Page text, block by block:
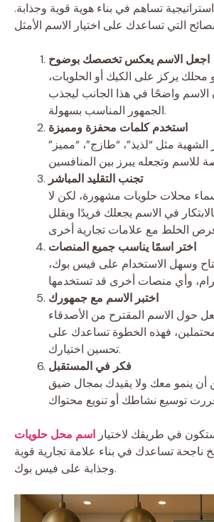
تساهم في بناء هوية قوية وجذابة.
اجعل الاسم يعكس تخصصك بوضوح
يركز على الكيك أو الحلويات،
واضحًا في هذا الجانب ليجذب
الجمهور المناسب بسهولة.
استخدم كلمات محفزة ومميزة
الشهية مثل “لذيذ”، “طازج”، “مميز”
تجنب التقليد المباشر
محلات حلويات مشهورة، لكن لا
في الاسم يجعلك فريدًا ويقلل
اختر اسمًا يناسب جميع المنصات
وسهل الاستخدام على فيس بوك،
اختبر الاسم مع جمهورك
حول الاسم المقترح من الأصدقاء
فهذه الخطوة تساعدك على
تحسين اختيارك.
فكر في المستقبل
أن ينمو معك ولا يقيدك بمجال ضيق
ستكون في طريقك لاختيار اسم محل حلويات
تساعدك في بناء علامة تجارية قوية
وجذابة على فيس بوك.